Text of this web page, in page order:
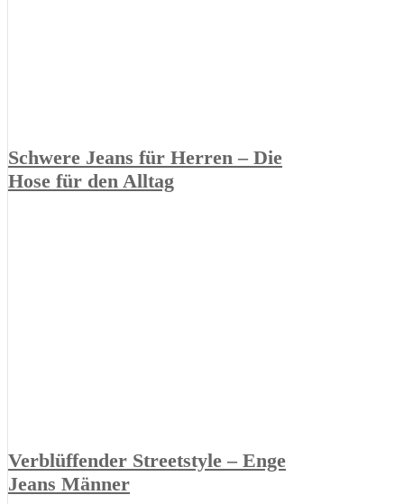
Schwere Jeans für Herren – Die
Hose für den Alltag
Verblüffender Streetstyle – Enge
Jeans Männer